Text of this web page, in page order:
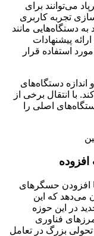
می‌توانند برای
تجربه کاربری
به دستگاه‌هایی مانند
پیشنهادات
استفاده قرار
دستگاه‌های
با انتقال برخی از
اصلی را
افزوده
افزودن حسگرهای
می‌دهد که این
در این حوزه
مرزهای فناوری
بزرگ در تعامل